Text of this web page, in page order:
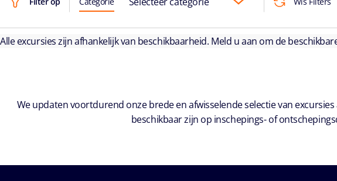
Alle excursies zijn afhankelijk van beschikbaarheid. Meld u aan om de
We updaten voortdurend onze brede en afwisselende selectie van
beschikbaar zijn op inschepings- of